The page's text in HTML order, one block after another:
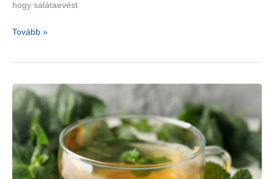
hogy salátaevést
Miért
fogyasztunk?
Tovább »